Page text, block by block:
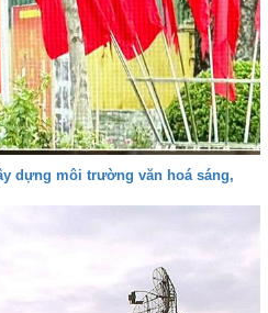
dựng môi trường văn hoá sáng,